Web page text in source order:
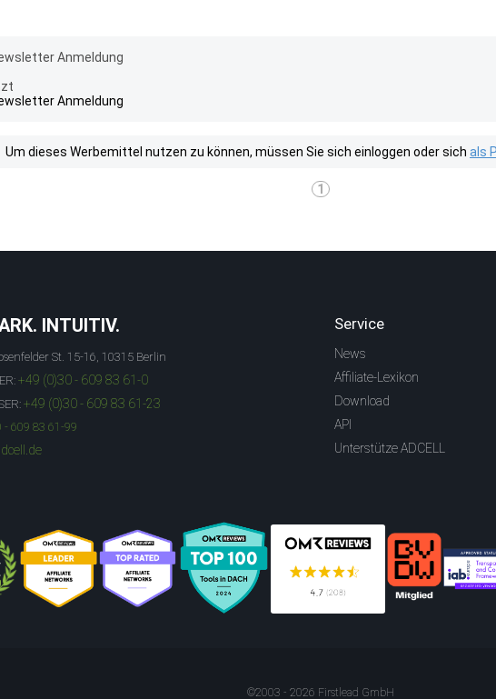
Anmeldung
Anmeldung
Um dieses Werbemittel nutzen zu können, müssen Sie sich einloggen oder sich als
1
INTUITIV.
St. 15-16, 10315 Berlin
+49 (0)30 - 609 83 61-0
+49 (0)30 - 609 83 61-23
- 609 83 61-99
Service
News
Affiliate-Lexikon
Download
API
Unterstütze ADCELL
©2003 - 2026 Firstlead GmbH